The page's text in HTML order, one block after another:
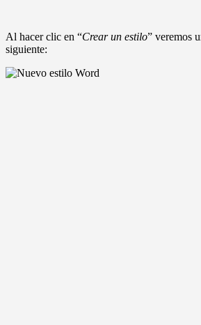
Al hacer clic en “Crear un estilo” veremos
siguiente: